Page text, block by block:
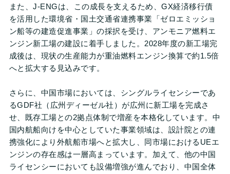
また、J-ENGは、この成長を支えるため、GX経済移行債
を活用した環境省・国土交通省連携事業「ゼロエミッショ
ン船等の建造促進事業」の採択を受け、アンモニア燃料エ
ンジン新工場の建設に着手しました。2028年度の新工場完
成後は、現状の生産能力が重油燃料エンジン換算で約1.5倍
へと拡大する見込みです。
さらに、中国市場においては、シングルライセンシーであ
るGDF社（広州ディーゼル社）が広州に新工場を完成さ
せ、既存工場との2拠点体制で増産を本格化しています。中
国内航船向けを中心としていた事業領域は、設計院との連
携強化により外航船市場へと拡大し、同市場におけるUEエ
ンジンの存在感は一層高まっています。加えて、他の中国
ライセンシーにおいても設備増強が進んでおり、中国全体